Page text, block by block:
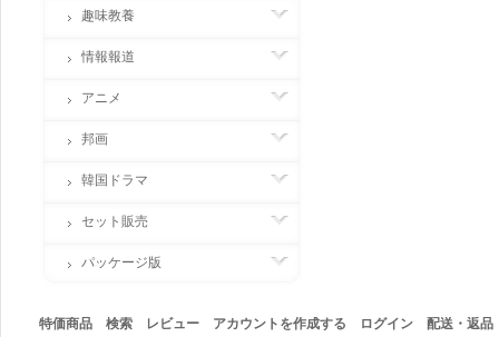
趣味教養
情報報道
アニメ
邦画
韓国ドラマ
セット販売
パッケージ版
特価商品 検索 レビュー アカウントを作成する ログイン 配送・返品